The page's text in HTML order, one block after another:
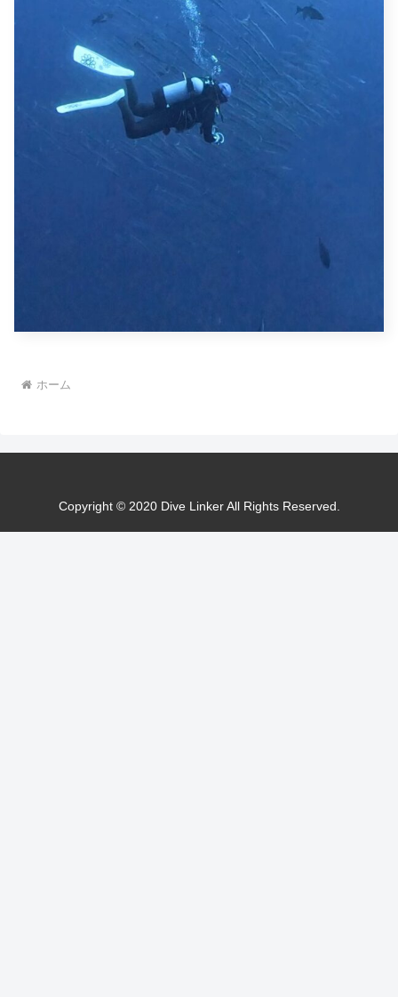
ホーム
Copyright © 2020 Dive Linker All Rights Reserved.